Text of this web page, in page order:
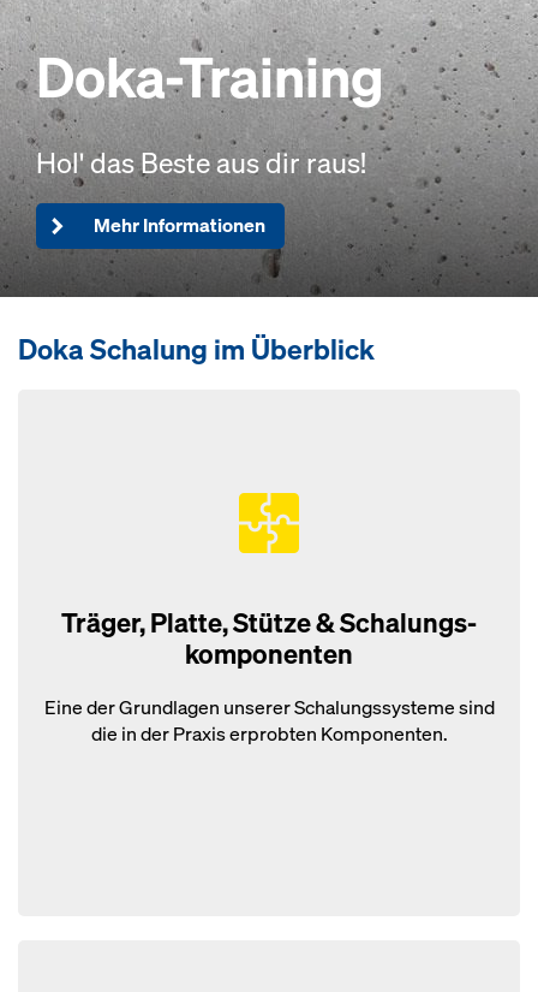
Doka-Training
Hol' das Beste aus dir raus!
Mehr Informationen
Doka Schalung im Überblick
Träger, Platte, Stütze & Schalungs­
komponenten
Eine der Grundlagen unserer Schalungssysteme sind
die in der Praxis erprobten Komponenten.